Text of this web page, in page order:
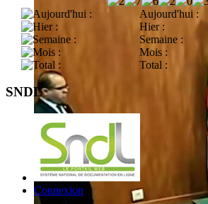
Aujourd'hui :
Hier :
Semaine :
Mois :
Total :
SNDL
Connexion